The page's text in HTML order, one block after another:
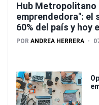
Hub Metropolitano
emprendedora": el
60% del país y hoy
POR ANDREA HERRERA